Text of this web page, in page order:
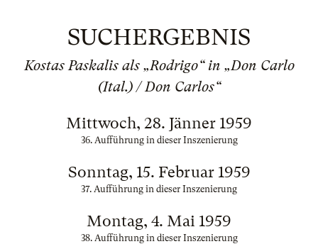
SUCHERGEBNIS
Kostas Paskalis als „Rodrigo“ in „Don Carlo
(Ital.) / Don Carlos“
Mittwoch, 28. Jänner 1959
36. Aufführung in dieser Inszenierung
Sonntag, 15. Februar 1959
37. Aufführung in dieser Inszenierung
Montag, 4. Mai 1959
38. Aufführung in dieser Inszenierung